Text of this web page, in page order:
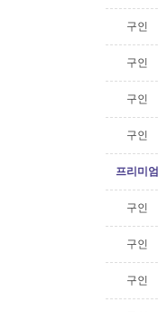
구인
구인
구인
구인
프리미엄
구인
구인
구인